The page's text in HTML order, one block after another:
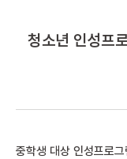
청소년 인성프
중학생 대상 인성프로